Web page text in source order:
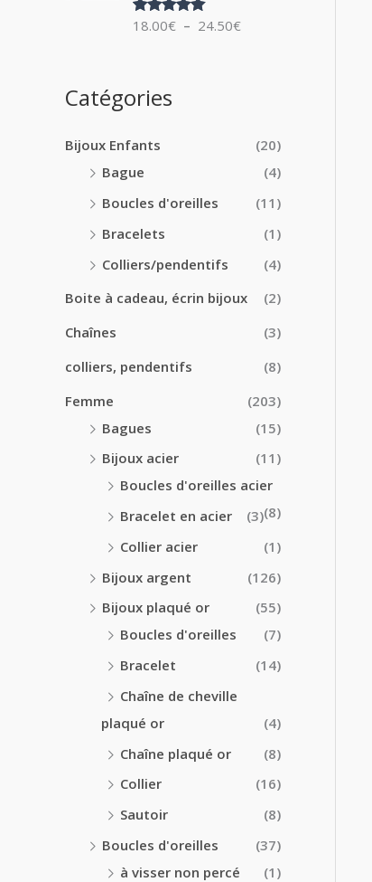
€:
Note5.00
18.00€ – 24.50€
2
Catégories
Bijoux Enfants
(20)
Bague
(4)
Boucles d'oreilles
(11)
Bracelets
(1)
Colliers/pendentifs
(4)
Boite à cadeau, écrin bijoux
(2)
Chaînes
(3)
colliers, pendentifs
(8)
Femme
(203)
Bagues
(15)
Bijoux acier
(11)
Boucles d'oreilles acier
(8)
Bracelet en acier
(3)
Collier acier
(1)
Bijoux argent
(126)
Bijoux plaqué or
(55)
Boucles d'oreilles
(7)
Bracelet
(14)
Chaîne de cheville
plaqué or
(4)
Chaîne plaqué or
(8)
Collier
(16)
Sautoir
(8)
Boucles d'oreilles
(37)
à visser non percé
(1)